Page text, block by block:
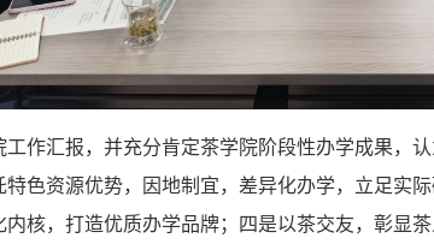
作汇报，并充分肯定茶学院阶段性办学成果，
色资源优势，因地制宜，差异化办学，立足实
核，打造优质办学品牌；四是以茶交友，彰显